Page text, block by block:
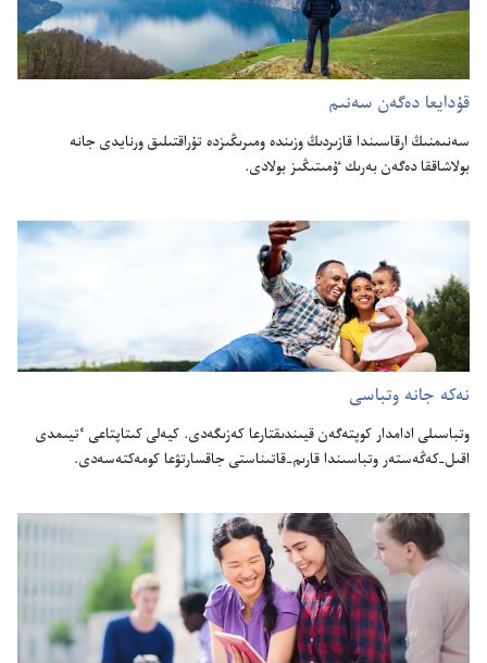
قۇ‌دايعا دە‌گە‌ن سە‌نىم
سە‌نىمنىڭ ارقاسىندا قازىردىڭ وزىندە ومىرىڭىزدە تۇ‌راقتىلىق ورنايدى جانە
بولاشاققا دە‌گە‌ن بە‌رىك ٷمىتىڭىز بولادى.‏
نە‌كە جانە وتباسى
وتباسىلى ادامدار كوپتە‌گە‌ن قيىندىقتارعا كە‌زىگە‌دى.‏ كيە‌لى كىتاپتاعى ٴ‌تيىمدى
اقىل-‏كە‌ڭە‌ستە‌ر وتباسىندا قارىم-‏قاتىناستى جاقسارتۋعا كومە‌كتە‌سە‌دى.‏